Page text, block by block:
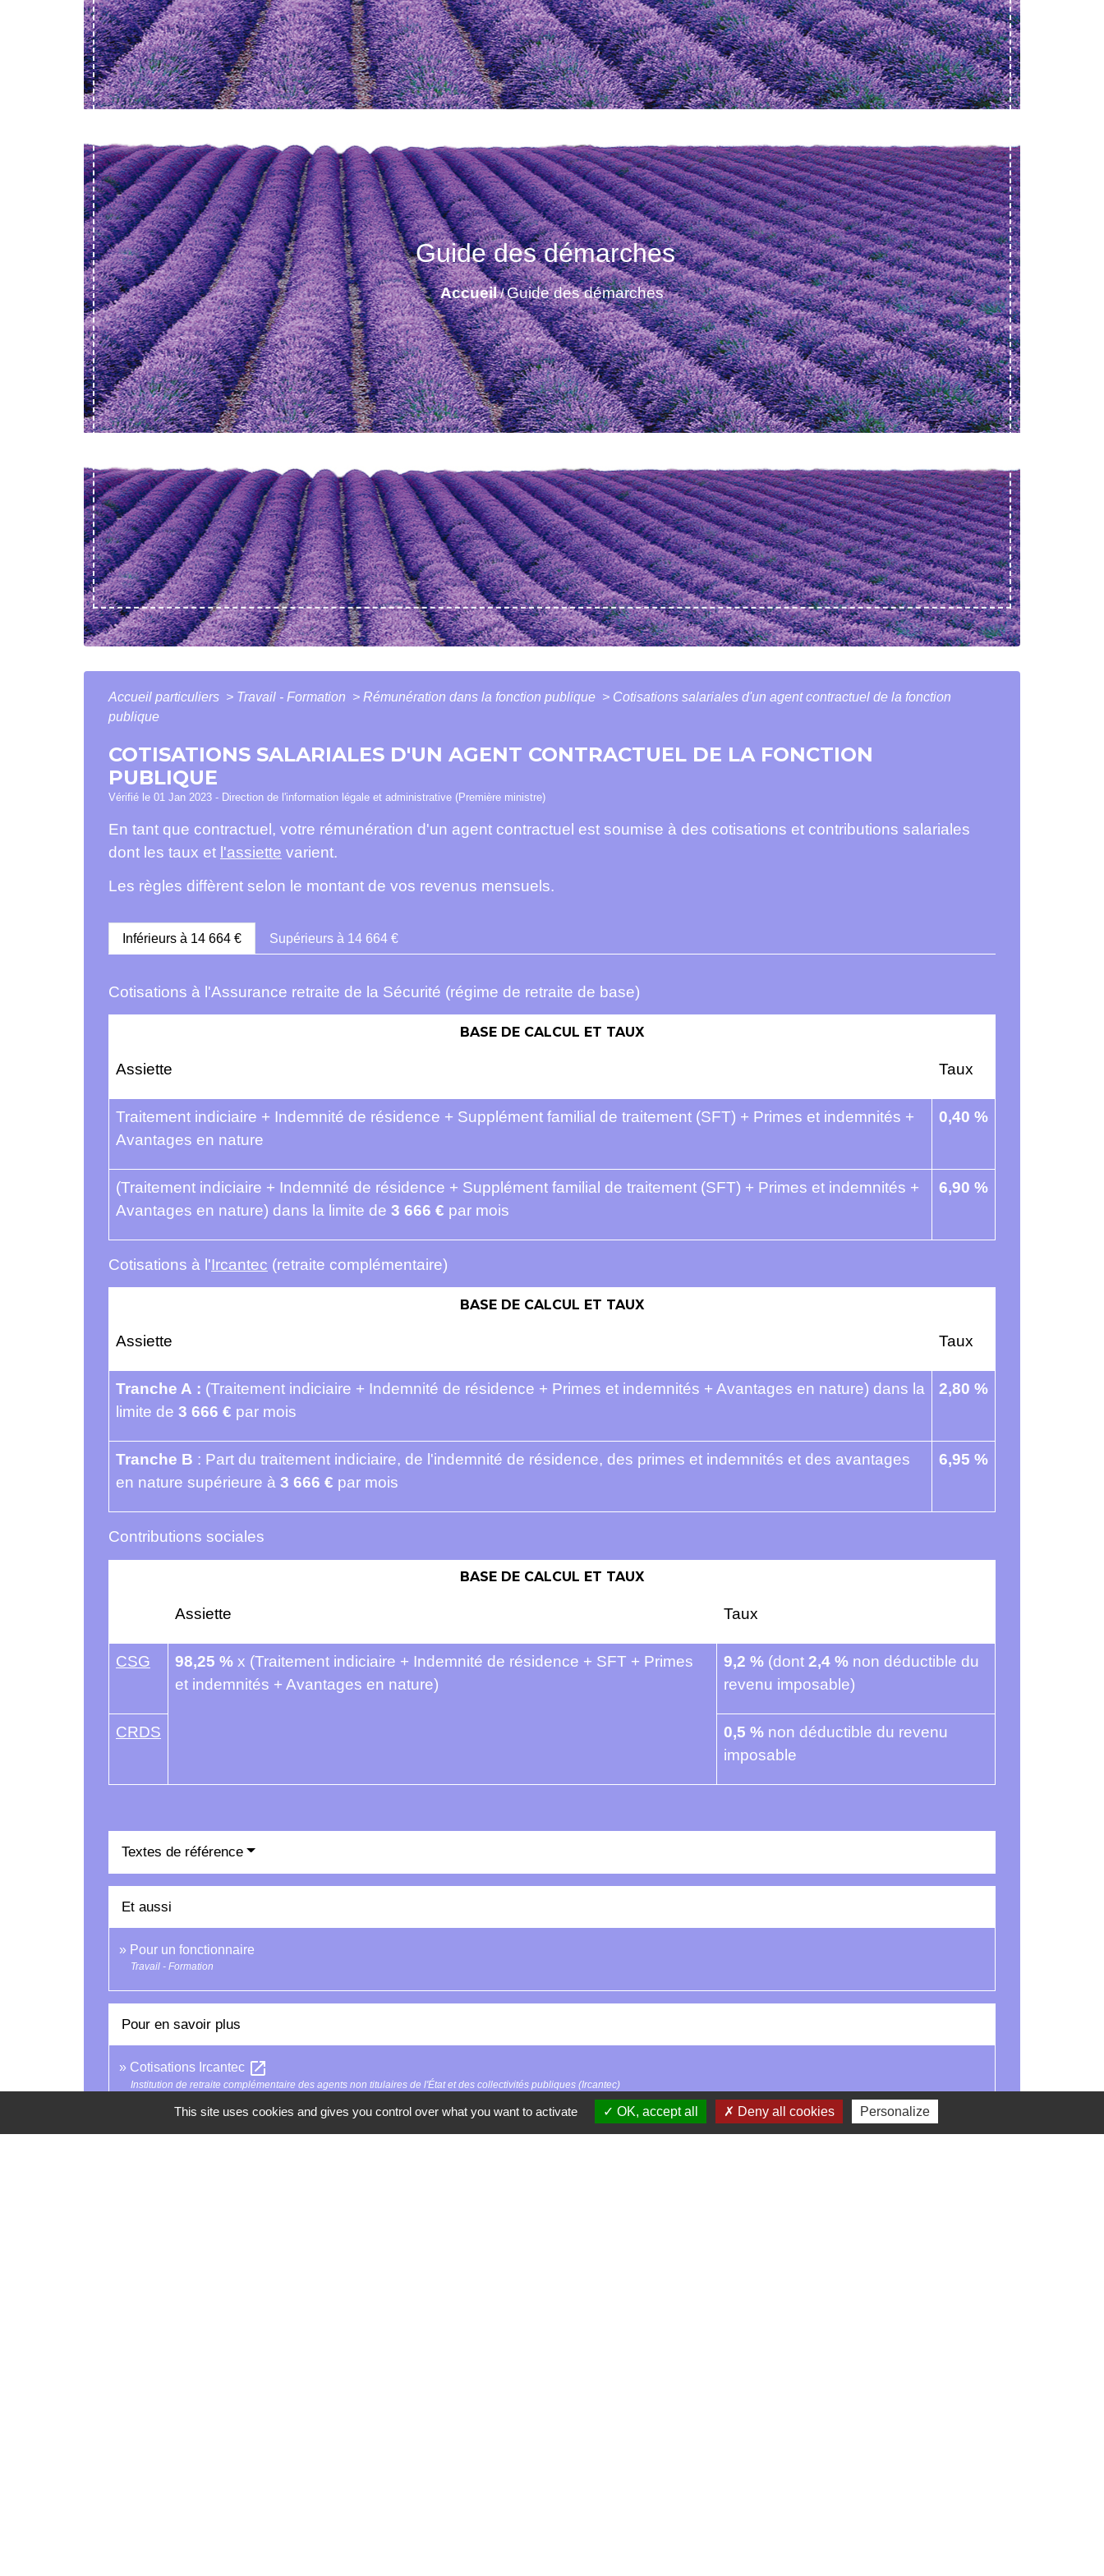
Guide des démarches
Accueil/Guide des démarches
Accueil particuliers > Travail - Formation > Rémunération dans la fonction publique > Cotisations salariales d'un agent contractuel de la fonction
publique
COTISATIONS SALARIALES D'UN AGENT CONTRACTUEL DE LA FONCTION
PUBLIQUE
Vérifié le 01 Jan 2023 - Direction de l'information légale et administrative (Première ministre)
En tant que contractuel, votre rémunération d'un agent contractuel est soumise à des cotisations et contributions salariales
dont les taux et l'assiette varient.
Les règles diffèrent selon le montant de vos revenus mensuels.
Inférieurs à 14 664 € Supérieurs à 14 664 €
Cotisations à l'Assurance retraite de la Sécurité (régime de retraite de base)
BASE DE CALCUL ET TAUX
Assiette Taux
Traitement indiciaire + Indemnité de résidence + Supplément familial de traitement (SFT) + Primes et indemnités +
Avantages en nature
0,40 %
(Traitement indiciaire + Indemnité de résidence + Supplément familial de traitement (SFT) + Primes et indemnités +
Avantages en nature) dans la limite de 3 666 € par mois
6,90 %
Cotisations à l'Ircantec (retraite complémentaire)
BASE DE CALCUL ET TAUX
Assiette Taux
Tranche A : (Traitement indiciaire + Indemnité de résidence + Primes et indemnités + Avantages en nature) dans la
limite de 3 666 € par mois
2,80 %
Tranche B : Part du traitement indiciaire, de l'indemnité de résidence, des primes et indemnités et des avantages
en nature supérieure à 3 666 € par mois
6,95 %
Contributions sociales
BASE DE CALCUL ET TAUX
Assiette Taux
CSG 98,25 % x (Traitement indiciaire + Indemnité de résidence + SFT + Primes
et indemnités + Avantages en nature)
9,2 % (dont 2,4 % non déductible du
revenu imposable)
CRDS 0,5 % non déductible du revenu
imposable
Textes de référence
Et aussi
Pour un fonctionnaire
Travail - Formation
Pour en savoir plus
Cotisations Ircantec open_in_new
Institution de retraite complémentaire des agents non titulaires de l'État et des collectivités publiques (Ircantec)
Signaler une erreur sur cette page
This site uses cookies and gives you control over what you want to activate OK, accept all Deny all cookies Personalize